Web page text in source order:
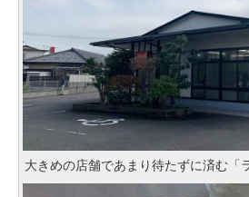
大きめの店舗であまり待たずに済む「